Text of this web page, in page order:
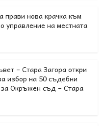
прави нова крачка към
управление на местната
– Стара Загора откри
избор на 50 съдебни
Окръжен съд – Стара